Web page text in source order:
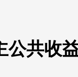
公共收